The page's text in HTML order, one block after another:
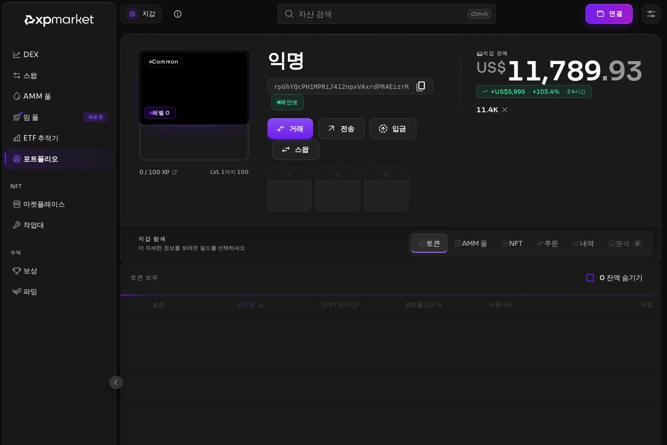
DEX
스왑
AMM 풀
밈 풀 새로운
ETF 추적기
포트폴리오
NFT
마켓플레이스
작업대
수익
보상
파밍
지갑 Ctrl+K 연결
Common
레벨 0
0 / 100 XP LVL 1까지 100
익명
rpGhYQcPH1MPRiJ412npxVAxrdPR4EizrR
메인넷
거래 전송 입금
스왑
지갑 잔액
US$ 11,789.93
+US$5,995 · +103.4% · 24시간
11.4K
지갑 탐색
더 자세한 정보를 보려면 필드를 선택하세요
토큰 AMM 풀 NFT 주문 내역 분석 곧
토큰 보유 0 잔액 숨기기
토큰 보유량 가격 / 24시간 포트폴리오 % 커뮤니티 작업